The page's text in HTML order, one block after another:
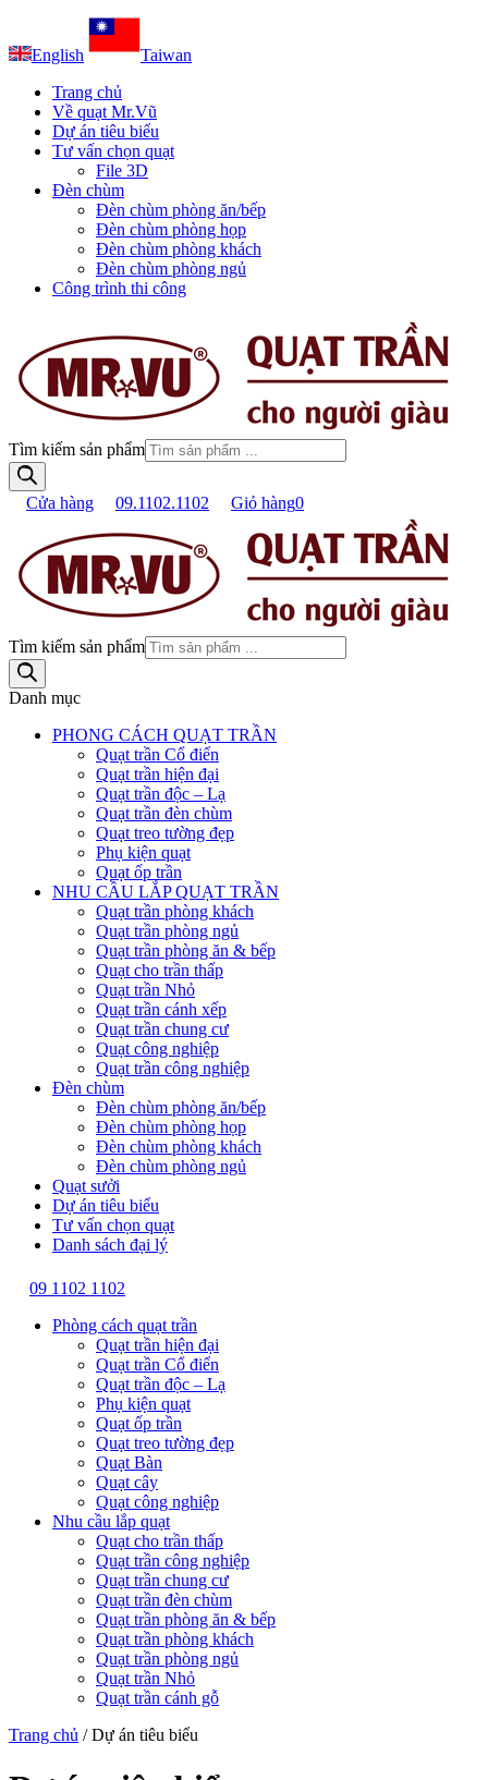
English
Taiwan
Trang chủ
Về quạt Mr.Vũ
Dự án tiêu biểu
Tư vấn chọn quạt
File 3D
Đèn chùm
Đèn chùm phòng ăn/bếp
Đèn chùm phòng họp
Đèn chùm phòng khách
Đèn chùm phòng ngủ
Công trình thi công
Tìm kiếm sản phẩm
Cửa hàng 09.1102.1102 Giỏ hàng0
Tìm kiếm sản phẩm
Danh mục
PHONG CÁCH QUẠT TRẦN
Quạt trần Cổ điển
Quạt trần hiện đại
Quạt trần độc – Lạ
Quạt trần đèn chùm
Quạt treo tường đẹp
Phụ kiện quạt
Quạt ốp trần
NHU CẦU LẮP QUẠT TRẦN
Quạt trần phòng khách
Quạt trần phòng ngủ
Quạt trần phòng ăn & bếp
Quạt cho trần thấp
Quạt trần Nhỏ
Quạt trần cánh xếp
Quạt trần chung cư
Quạt công nghiệp
Quạt trần công nghiệp
Đèn chùm
Đèn chùm phòng ăn/bếp
Đèn chùm phòng họp
Đèn chùm phòng khách
Đèn chùm phòng ngủ
Quạt sưởi
Dự án tiêu biểu
Tư vấn chọn quạt
Danh sách đại lý
09 1102 1102
Phòng cách quạt trần
Quạt trần hiện đại
Quạt trần Cổ điển
Quạt trần độc – Lạ
Phụ kiện quạt
Quạt ốp trần
Quạt treo tường đẹp
Quạt Bàn
Quạt cây
Quạt công nghiệp
Nhu cầu lắp quạt
Quạt cho trần thấp
Quạt trần công nghiệp
Quạt trần chung cư
Quạt trần đèn chùm
Quạt trần phòng ăn & bếp
Quạt trần phòng khách
Quạt trần phòng ngủ
Quạt trần Nhỏ
Quạt trần cánh gỗ
Trang chủ /Dự án tiêu biểu